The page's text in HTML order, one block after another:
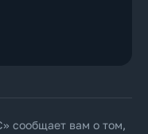
вам о том,